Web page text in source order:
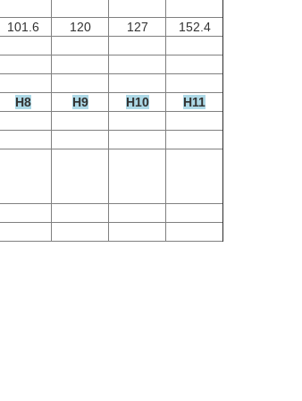
101.6 120 127
152.4
H8 H9 H10
H11